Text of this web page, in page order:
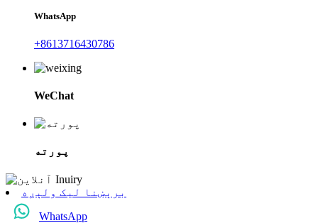
WhatsApp
+8613716430786
WeChat
پورته
برېښنا لیک ولېږه
WhatsApp